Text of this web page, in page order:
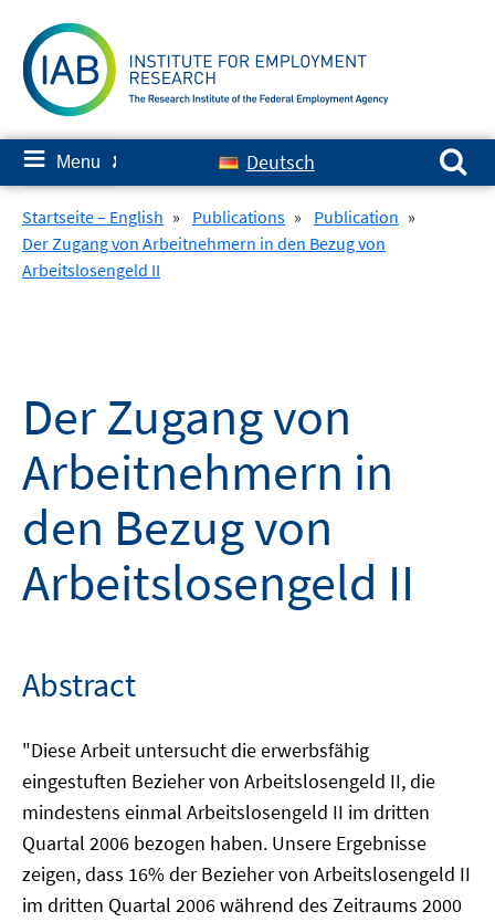
content
≡ Menu ✘ Deutsch
Search for:
Startseite – English » Publications » Publication »
Der Zugang von Arbeitnehmern in den Bezug von
Arbeitslosengeld II
Der Zugang von
Arbeitnehmern in
den Bezug von
Arbeitslosengeld II
Abstract
"Diese Arbeit untersucht die erwerbsfähig
eingestuften Bezieher von Arbeitslosengeld II, die
mindestens einmal Arbeitslosengeld II im dritten
Quartal 2006 bezogen haben. Unsere Ergebnisse
zeigen, dass 16% der Bezieher von Arbeitslosengeld II
im dritten Quartal 2006 während des Zeitraums 2000